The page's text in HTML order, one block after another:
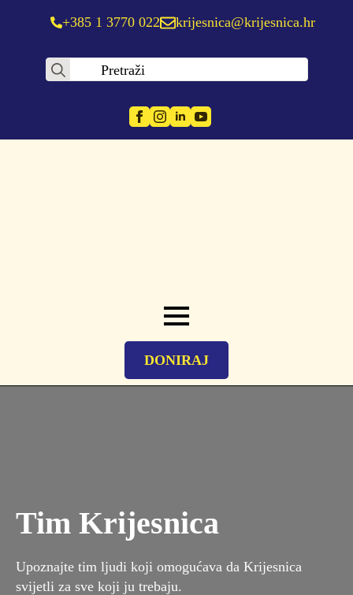
+385 1 3770 022 krijesnica@krijesnica.hr
Search
DONIRAJ
Tim Krijesnica
Upoznajte tim ljudi koji omogućava da Krijesnica
svijetli za sve koji ju trebaju.